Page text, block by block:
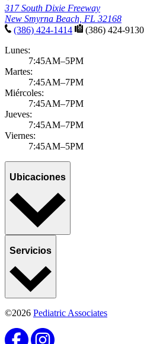
317 South Dixie Freeway
New Smyrna Beach, FL 32168
(386) 424-1414
(386) 424-9130
Lunes:
7:45AM–5PM
Martes:
7:45AM–7PM
Miércoles:
7:45AM–7PM
Jueves:
7:45AM–7PM
Viernes:
7:45AM–5PM
Ubicaciones
Servicios
©2026 Pediatric Associates